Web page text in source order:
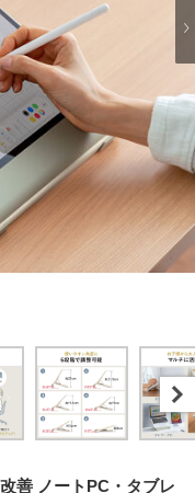
善 ノートPC・タブレ